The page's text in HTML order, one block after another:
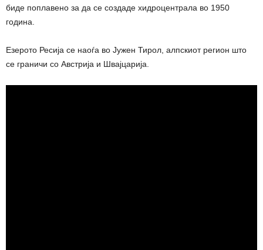
биде поплавено за да се создаде хидроцентрала во 1950
година.
Езерото Ресија се наоѓа во Јужен Тирол, алпскиот регион што
се граничи со Австрија и Швајцарија.